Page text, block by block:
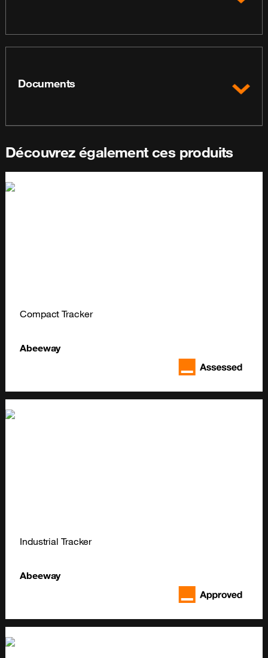
Documents
Découvrez également ces produits
Compact Tracker
Abeeway
Industrial Tracker
Abeeway